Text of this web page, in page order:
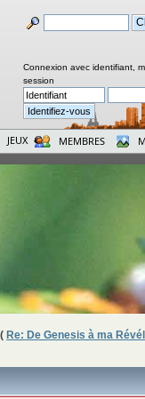
Connexion avec identifiant,
session
JEUX MEMBRES
Re: De Genesis à ma